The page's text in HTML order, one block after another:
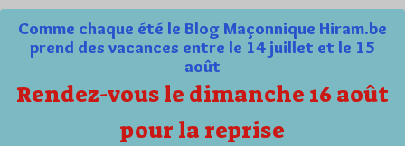
Comme chaque été le Blog Maçonnique Hiram.be
prend des vacances entre le 14 juillet et le 15
août
Rendez-vous le dimanche 16 août
pour la reprise